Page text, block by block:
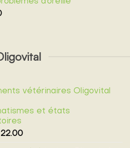
d'oreille
vétérinaires Oligovital
et états